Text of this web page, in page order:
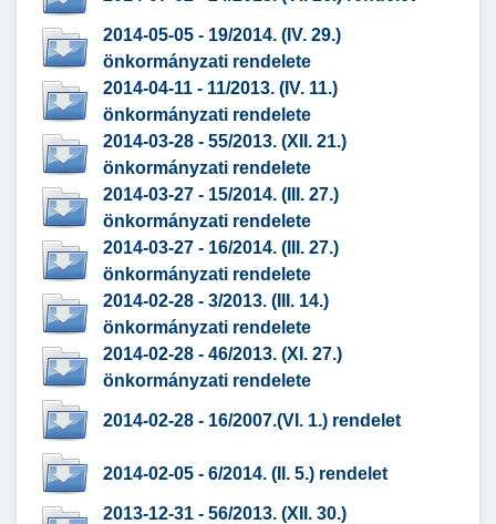
2014-05-05 - 19/2014. (IV. 29.)
önkormányzati rendelete
2014-04-11 - 11/2013. (IV. 11.)
önkormányzati rendelete
2014-03-28 - 55/2013. (XII. 21.)
önkormányzati rendelete
2014-03-27 - 15/2014. (III. 27.)
önkormányzati rendelete
2014-03-27 - 16/2014. (III. 27.)
önkormányzati rendelete
2014-02-28 - 3/2013. (III. 14.)
önkormányzati rendelete
2014-02-28 - 46/2013. (XI. 27.)
önkormányzati rendelete
2014-02-28 - 16/2007.(VI. 1.) rendelet
2014-02-05 - 6/2014. (II. 5.) rendelet
2013-12-31 - 56/2013. (XII. 30.)